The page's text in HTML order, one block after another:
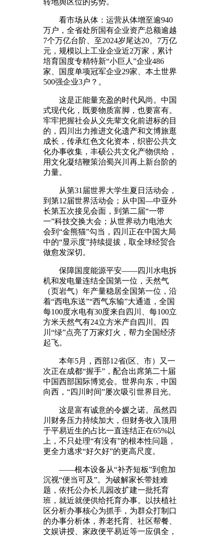
看市场从体：运营从体增至逾940
万户，全省处所国有企业资产总额逾越
7个万亿台阶、至2024岁尾达20。7万亿
元，规模以上工业企业近2万家，累计
培育国度专精特新“小巨人”企业486
家、国度单项冠军企业29家、本土世界
500强企业3户？。
这是正能量充盈的时代风尚。中国
式现代化，既要物质富脚，也要富有。
牢牢把握社会从义先辈文化前进标的目
的，四川出力推进文化遗产和文博旅逛
成长，传承红色文化资本，织密公共文
化办事收集，丰硕公共文化产物供给，
用文化凝结鞭策治蜀兴川再上新台阶的
力量。
从第31届世界大学生夏日活动会，
到第12届世界活动会；从中国—中亚外
长第五次接见会面，到第二届“一带
一”科技交换大会；从世界动力电池大
会到“金熊猫”勾当，四川正在中国大局
中的“显示度”持续提拔，取全球经贸合
做愈发深切。
保障国度能源平安——四川水电拆
机和发电量连结全国第一位，天然气
（页岩气）年产量稳居全国第一位，沿
着“西电东送”“西气东输”大通道，全国
每100度水电有30度来自四川、每100立
方米天然气有24立方米产自四川。四
川“绿”点亮了万家灯火，帮力全国经济
起飞。
本年5月，西部12省(区、市）又一
次正在成都“握手”，配合出席第二十届
中国西部国际博览会。世界向东，中国
向西，“四川时间”屡次吸引世界目光。
这是富有诚意的令媛之诺。虽然四
川财务压力持续加大，但财务收入顶用
于平易近生的占比一直连结正在65%以
上，不只处理“有没有”的根本性问题，
更全力逃求“好欠好”的更高尺度。
——根本设备从“补齐短板”到愈加
沉视“便当可及”。为破解家长带娃难
题，依托公办长儿园改扩建一批托育
班，就近就便供给托育办事。以扶植社
区分析办事核心为抓手，为群众打制口
的办事分析体，养老托育、社区帮餐、
文娱讲授、家政便平易近等一应俱全，